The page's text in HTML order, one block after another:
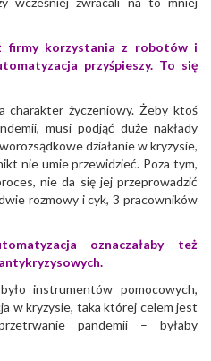
firmy korzystania z robotów i
przyśpieszy. To się
charakter życzeniowy. Żeby ktoś
musi podjąć duże nakłady
działanie w kryzysie,
nie umie przewidzieć. Poza tym,
nie da się jej przeprowadzić
rozmowy i cyk, 3 pracowników
oznaczałaby też
instrumentów pomocowych,
w kryzysie, taka której celem jest
pandemii – byłaby